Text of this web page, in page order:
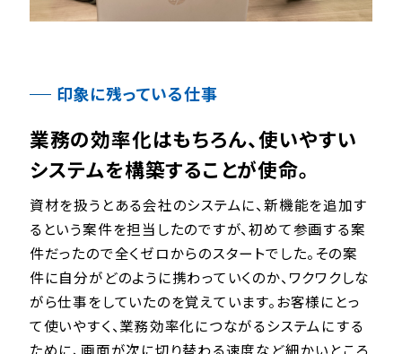
印象に残っている仕事
業務の効率化はもちろん、使いやすい
システムを構築することが使命。
資材を扱うとある会社のシステムに、新機能を追加す
るという案件を担当したのですが、初めて参画する案
件だったので全くゼロからのスタートでした。その案
件に自分がどのように携わっていくのか、ワクワクしな
がら仕事をしていたのを覚えています。お客様にとっ
て使いやすく、業務効率化につながるシステムにする
ために、画面が次に切り替わる速度など細かいところ